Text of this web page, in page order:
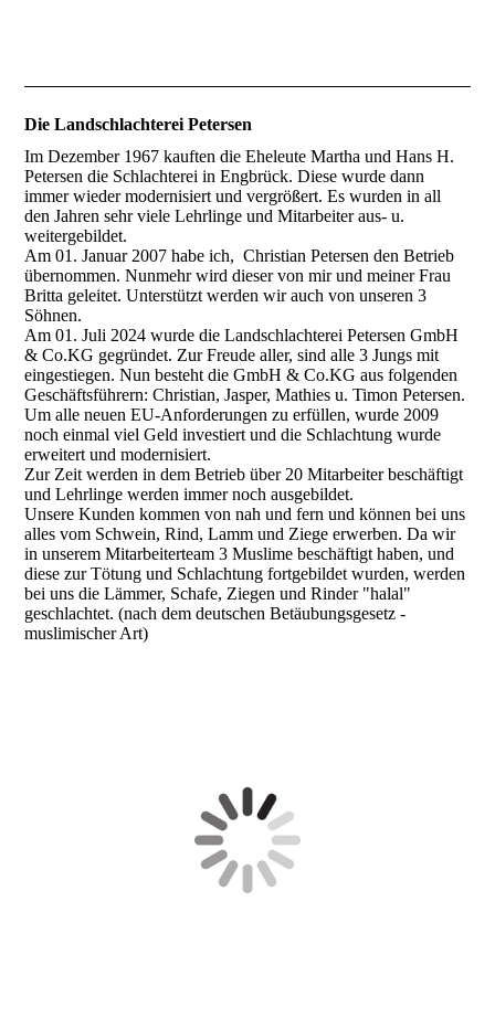
Die Landschlachterei Petersen
Im Dezember 1967 kauften die Eheleute Martha und Hans H.
Petersen die Schlachterei in Engbrück. Diese wurde dann
immer wieder modernisiert und vergrößert. Es wurden in all
den Jahren sehr viele Lehrlinge und Mitarbeiter aus- u.
weitergebildet.
Am 01. Januar 2007 habe ich, Christian Petersen den Betrieb
übernommen. Nunmehr wird dieser von mir und meiner Frau
Britta geleitet. Unterstützt werden wir auch von unseren 3
Söhnen.
Am 01. Juli 2024 wurde die Landschlachterei Petersen GmbH
& Co.KG gegründet. Zur Freude aller, sind alle 3 Jungs mit
eingestiegen. Nun besteht die GmbH & Co.KG aus folgenden
Geschäftsführern: Christian, Jasper, Mathies u. Timon Petersen.
Um alle neuen EU-Anforderungen zu erfüllen, wurde 2009
noch einmal viel Geld investiert und die Schlachtung wurde
erweitert und modernisiert.
Zur Zeit werden in dem Betrieb über 20 Mitarbeiter beschäftigt
und Lehrlinge werden immer noch ausgebildet.
Unsere Kunden kommen von nah und fern und können bei uns
alles vom Schwein, Rind, Lamm und Ziege erwerben. Da wir
in unserem Mitarbeiterteam 3 Muslime beschäftigt haben, und
diese zur Tötung und Schlachtung fortgebildet wurden, werden
bei uns die Lämmer, Schafe, Ziegen und Rinder "halal"
geschlachtet. (nach dem deutschen Betäubungsgesetz -
muslimischer Art)